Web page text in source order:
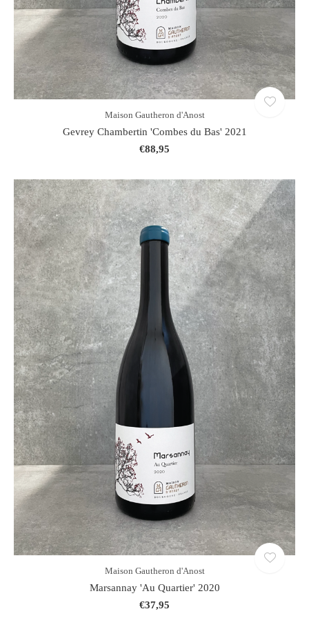
Maison Gautheron d'Anost
Gevrey Chambertin 'Combes du Bas' 2021
€88,95
Maison Gautheron d'Anost
Marsannay 'Au Quartier' 2020
€37,95